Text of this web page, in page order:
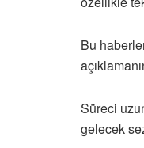
Bu
Süreci
gelecek